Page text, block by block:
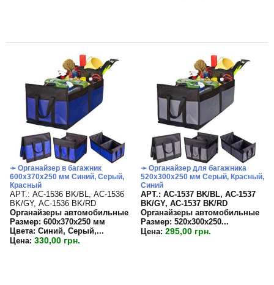
➛ Органайзер в багажник
600х370х250 мм Синий, Серый,
Красный
APT.: АС-1536 BK/BL, АС-1536
BK/GY, АС-1536 BK/RD
Органайзеры автомобильные
Размер: 600х370х250 мм
Цвета: Синий, Серый,...
Цена: 330,00 грн.
➛ Органайзер для багажника
520х300х250 мм Серый, Красный,
Синий
APT.: АС-1537 BK/BL, АС-1537
BK/GY, АС-1537 BK/RD
Органайзеры автомобильные
Размер: 520х300х250...
Цена: 295,00 грн.